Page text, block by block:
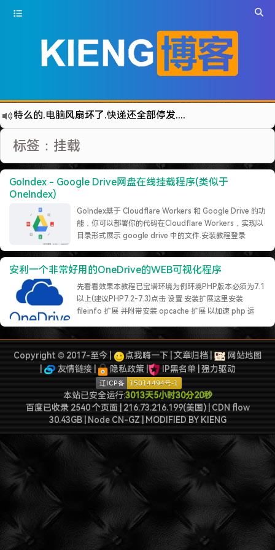
特么的.电脑风扇坏了.快递还全部停发.太难了...求求了.疫情赶紧走吧.
更新到WordPress5.6啦
有点伤心了,今年净遇到王某海这种人.
难啊难...
七牛的JS SDK 的文档真坑啊.
蓝奏云分享部分地区无法访问需手动修改www.lanzous.com变为:www.lanzoux.com
遇见一个沙雕汽车人.
2022-09-04被罚款200元记6分.
标签：挂载
GoIndex - Google Drive网盘在线挂载程序(类似于
OneIndex)
GoIndex基于 Cloudflare Workers 和 Google Drive 的功
能，你可以部署你的代码在Cloudflare Workers，实现以
目录形式展示 google drive 中的文件.安装教程登录
安利一个非常好用的OneDrive的WEB可视化程序
先看看效果本教程已宝塔环境为例环境PHP版本必须为7.1
以上(建议PHP7.2-7.3)点击 设置 安装扩展这里安装
fileinfo 扩展 并附带安装 opcache 扩展 以加速 php 运
置，需要关闭几个禁用的函数分别是 exec 、
Copyright © 2017-至今 | 点我嗨一下| 文章归档|
网站地图
友情链接 隐私政策| IP黑名单 强力驱动
本站已安全运行:3013天5小时30分21秒
百度已收录 2540 个页面 | 216.73.216.199(美国) | CDN flow
30.43GB | Node CN-GZ | MODIFIED BY KIENG